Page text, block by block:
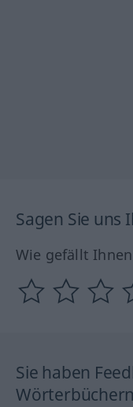
Sagen Sie uns
Wie gefällt
Sie haben